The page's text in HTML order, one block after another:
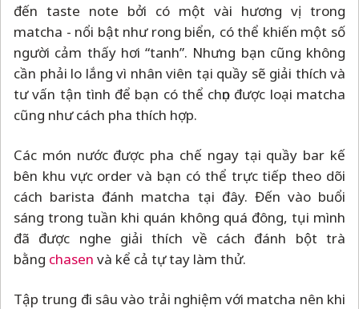
đến taste note bởi có một vài hương vị trong
matcha - nổi bật như rong biển, có thể khiến một số
người cảm thấy hơi “tanh”. Nhưng bạn cũng không
cần phải lo lắng vì nhân viên tại quầy sẽ giải thích và
tư vấn tận tình để bạn có thể chọn được loại matcha
cũng như cách pha thích hợp.
Các món nước được pha chế ngay tại quầy bar kế
bên khu vực order và bạn có thể trực tiếp theo dõi
cách barista đánh matcha tại đây. Đến vào buổi
sáng trong tuần khi quán không quá đông, tụi mình
đã được nghe giải thích về cách đánh bột trà
bằng chasen và kể cả tự tay làm thử.
Tập trung đi sâu vào trải nghiệm với matcha nên khi